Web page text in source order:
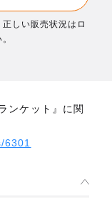
しい販売状況はロ
ンケット』に関